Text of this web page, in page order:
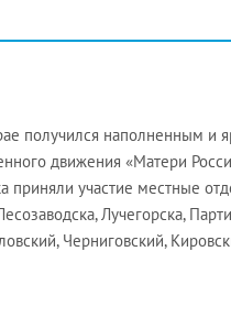
получился наполненным и
движения «Матери
приняли участие местные
Лучегорска,
Черниговский,